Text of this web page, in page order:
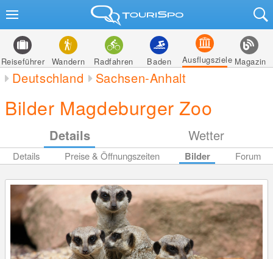
Reiseführer Wandern Radfahren Baden Ausflugsziele Magazin
Deutschland Sachsen-Anhalt
Bilder Magdeburger Zoo
Details Wetter
Details Preise & Öffnungszeiten Bilder Forum